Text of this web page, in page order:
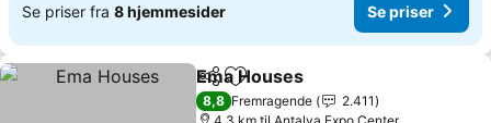
Se priser fra 8 hjemmesider Se priser
Del Føj til favoritter
Ema Houses
8,8 Fremragende
2.411